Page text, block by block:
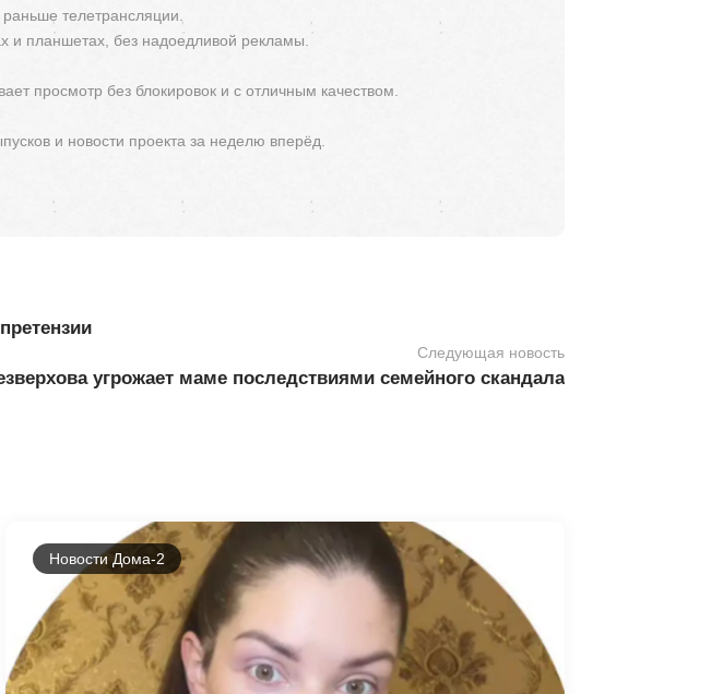
телетрансляции.
и планшетах, без надоедливой рекламы.
просмотр без блокировок и с отличным качеством.
и новости проекта за неделю вперёд.
Следующая новость
угрожает маме последствиями семейного скандала
Новости Дома-2